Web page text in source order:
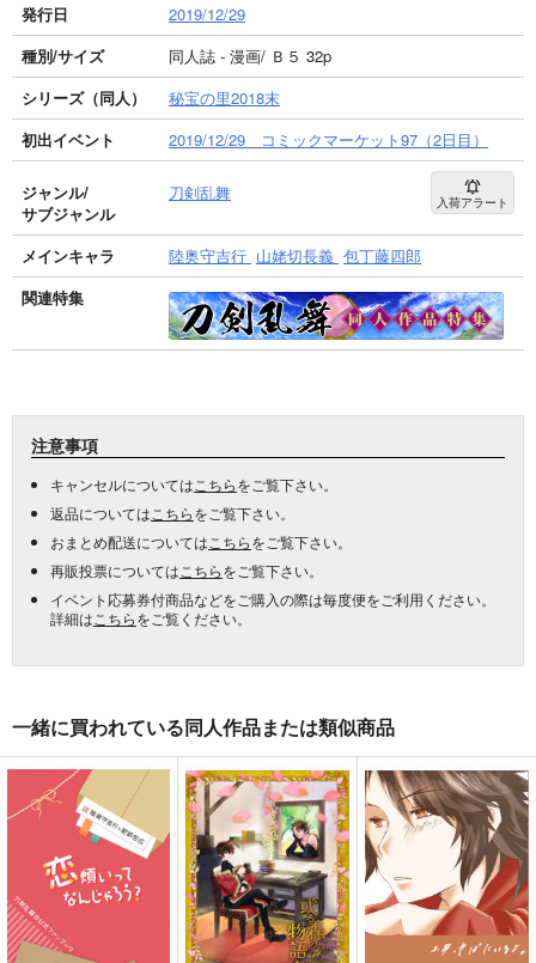
発行日
2019/12/29
種別/サイズ
同人誌 - 漫画/ Ｂ５ 32p
シリーズ（同人）
秘宝の里2018末
初出イベント
2019/12/29 コミックマーケット97（2日目）
ジャンル/
サブジャンル
刀剣乱舞 入荷アラート
メインキャラ 陸奥守吉行 山姥切長義 包丁藤四郎
関連特集
注意事項
キャンセルについては こちらをご覧下さい。
返品については こちらをご覧下さい。
おまとめ配送については こちらをご覧下さい。
再販投票については こちらをご覧下さい。
イベント応募券付商品などをご購入の際は毎度便をご利用ください。
詳細は こちらをご覧ください。
一緒に買われている同人作品または類似商品